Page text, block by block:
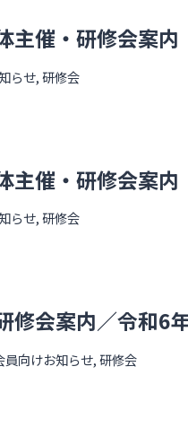
主催・研修会案
らせ,研修会
主催・研修会案
らせ,研修会
修会案内／令和6
員向けお知らせ,研修会